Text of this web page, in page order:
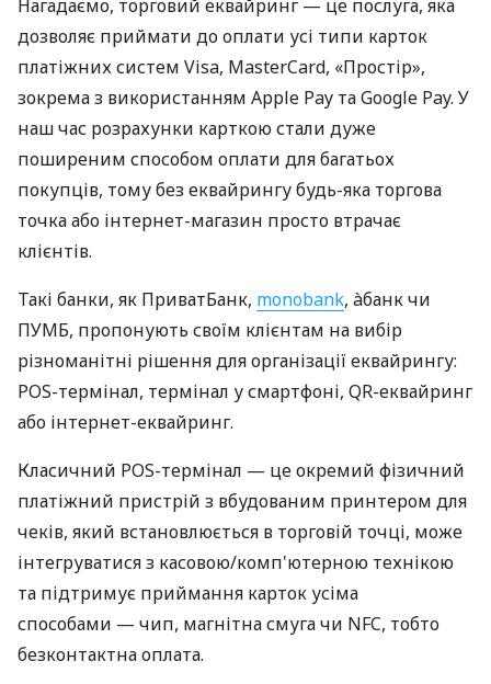
Нагадаємо, торговий еквайринг — це послуга, яка
дозволяє приймати до оплати усі типи карток
платіжних систем Visa, MasterCard, «Простір»,
зокрема з використанням Apple Pay та Google Pay. У
наш час розрахунки карткою стали дуже
поширеним способом оплати для багатьох
покупців, тому без еквайрингу будь-яка торгова
точка або інтернет-магазин просто втрачає
клієнтів.
Такі банки, як ПриватБанк, monobank, àбанк чи
ПУМБ, пропонують своїм клієнтам на вибір
різноманітні рішення для організації еквайрингу:
POS-термінал, термінал у смартфоні, QR-еквайринг
або інтернет-еквайринг.
Класичний POS-термінал — це окремий фізичний
платіжний пристрій з вбудованим принтером для
чеків, який встановлюється в торговій точці, може
інтегруватися з касовою/комп'ютерною технікою
та підтримує приймання карток усіма
способами — чип, магнітна смуга чи NFC, тобто
безконтактна оплата.